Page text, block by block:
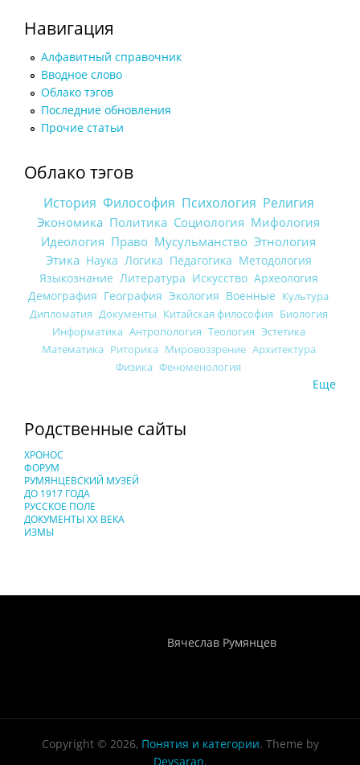
Навигация
Алфавитный справочник
Вводное слово
Облако тэгов
Последние обновления
Прочие статьи
Облако тэгов
История Философия Психология Религия
Экономика Политика Социология Мифология
Идеология Право Мусульманство Этнология
Этика Наука Логика Педагогика Методология
Языкознание Литература Искусство Археология
Демография География Экология Военные Культура
Дипломатия Документы Китайская философия Биология
Информатика Антропология Теология Эстетика
Математика Риторика Мировоззрение Архитектура
Физика Феноменология
Еще
Родственные сайты
ХРОНОС
ФОРУМ
РУМЯНЦЕВСКИЙ МУЗЕЙ
ДО 1917 ГОДА
РУССКОЕ ПОЛЕ
ДОКУМЕНТЫ XX ВЕКА
ИЗМЫ
Вячеслав Румянцев
Copyright © 2026, Понятия и категории. Theme by
Devsaran.